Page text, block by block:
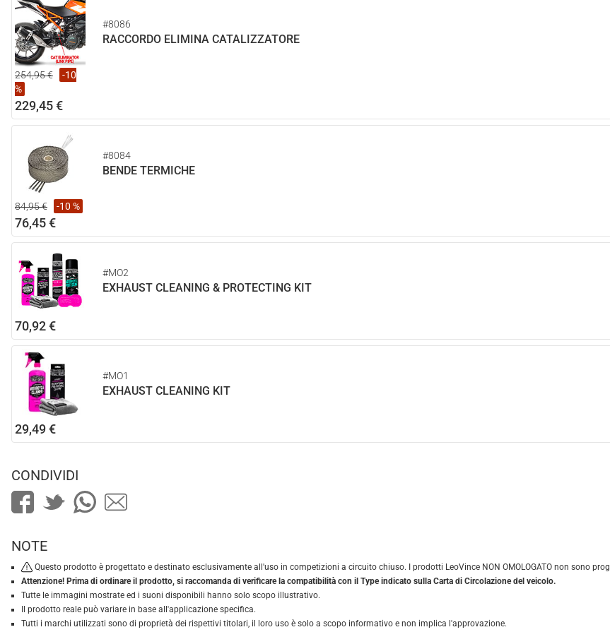
#8086
RACCORDO ELIMINA CATALIZZATORE
254,95 €
-10
%
229,45 €
#8084
BENDE TERMICHE
84,95 € -10 %
76,45 €
#MO2
EXHAUST CLEANING & PROTECTING KIT
70,92 €
#MO1
EXHAUST CLEANING KIT
29,49 €
CONDIVIDI
NOTE
Questo prodotto è progettato e destinato esclusivamente all'uso in competizioni a circuito chiuso. I prodotti LeoVince NON OMOLOGATO non sono
Attenzione! Prima di ordinare il prodotto, si raccomanda di verificare la compatibilità con il Type indicato sulla Carta di Circolazione del veicolo.
Tutte le immagini mostrate ed i suoni disponibili hanno solo scopo illustrativo.
Il prodotto reale può variare in base all'applicazione specifica.
Tutti i marchi utilizzati sono di proprietà dei rispettivi titolari, il loro uso è solo a scopo informativo e non implica l'approvazione.